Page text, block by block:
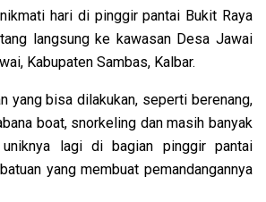
hari di pinggir pantai Bukit Raya
langsung ke kawasan Desa Jawai
Kabupaten Sambas, Kalbar.
yang bisa dilakukan, seperti berenang,
boat, snorkeling dan masih banyak
lagi di bagian pinggir pantai
yang membuat pemandangannya